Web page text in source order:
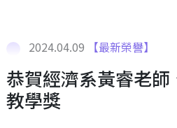
2024.04.09 【最新榮譽】
恭賀經濟系黃睿老
教學獎